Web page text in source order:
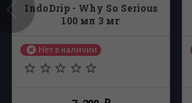
IndoDrip - Why So Serious
100 мл 3 мг
Нет в наличии